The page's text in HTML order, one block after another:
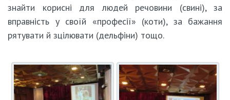
знайти корисні для людей речовини (свині), за
вправність у своїй «професії» (коти), за бажання
рятувати й зцілювати (дельфіни) тощо.